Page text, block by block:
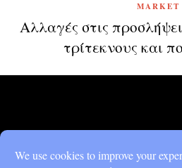
MARKET
Αλλαγές στις
τρίτεκνους και